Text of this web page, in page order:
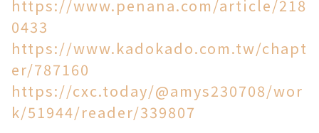
https://www.penana.com/article/218
0433
https://www.kadokado.com.tw/chapt
er/787160
https://cxc.today/@amys230708/wor
k/51944/reader/339807